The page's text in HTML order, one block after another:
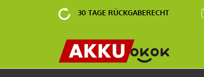
30 TAGE RÜCKGABERECHT